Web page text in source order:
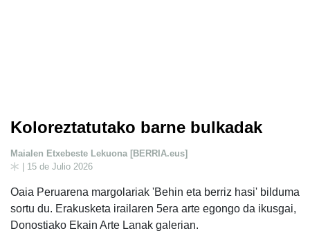
Koloreztatutako barne bulkadak
Maialen Etxebeste Lekuona [BERRIA.eus]
| 15 de Julio 2026
Oaia Peruarena margolariak 'Behin eta berriz hasi' bilduma
sortu du. Erakusketa irailaren 5era arte egongo da ikusgai,
Donostiako Ekain Arte Lanak galerian.